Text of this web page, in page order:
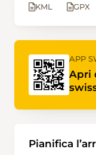
KML GPX
APP
Apri
Pianifica